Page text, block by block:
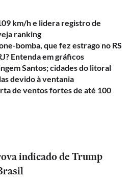
km/h e lidera registro de
ranking
bomba, que fez estrago no RS
Entenda em gráficos
Santos; cidades do litoral
devido à ventania
de ventos fortes de até 100
indicado de Trump